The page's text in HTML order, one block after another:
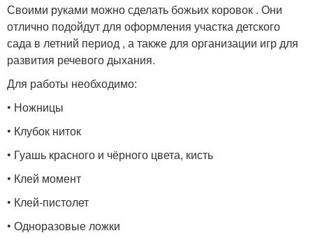
Своими руками можно сделать божьих коровок . Они
отлично подойдут для оформления участка детского
сада в летний период , а также для организации игр для
развития речевого дыхания.
Для работы необходимо:
• Ножницы
• Клубок ниток
• Гуашь красного и чёрного цвета, кисть
• Клей момент
• Клей-пистолет
• Одноразовые ложки